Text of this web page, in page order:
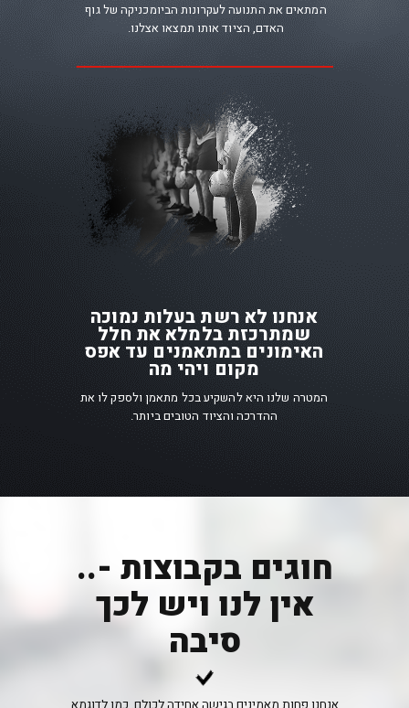
המטרה שלנו היא להשקיע בכל מתאמן ולספק לו את
.ההדרכה והציוד הטובים ביותר
המתאים את התנועה לעקרונות הביומכניקה של גוף
.האדם, הציוד אותו תמצאו אצלנו
אנחנו לא רשת בעלות נמוכה
שמתרכזת בלמלא את חלל
האימונים במתאמנים עד אפס
מקום ויהי מה
..חוגים בקבוצות -
אין לנו ויש לכך
סיבה